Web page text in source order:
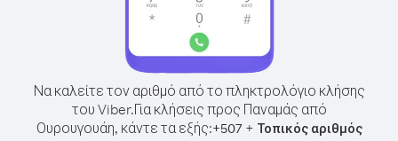
Να καλείτε τον αριθμό από το πληκτρολόγιο κλήσης
του Viber.Για κλήσεις προς Παναμάς από
Ουρουγουάη, κάντε τα εξής:+507+ Τοπικός αριθμός